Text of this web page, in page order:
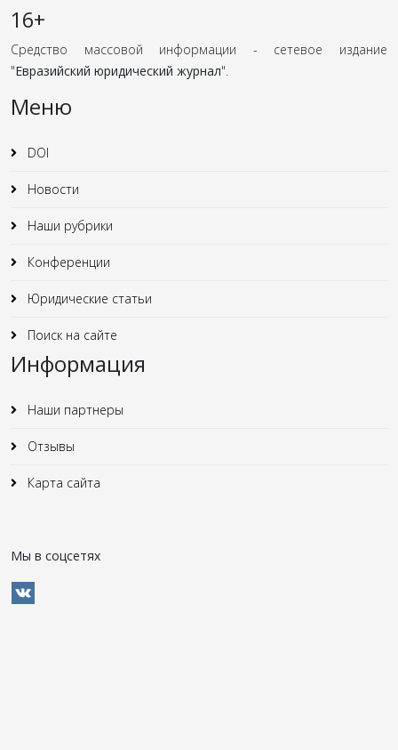
16+
Средство массовой информации - сетевое издание
"Евразийский юридический журнал".
Меню
DOI
Новости
Наши рубрики
Конференции
Юридические статьи
Поиск на сайте
Информация
Наши партнеры
Отзывы
Карта сайта
Мы в соцсетях